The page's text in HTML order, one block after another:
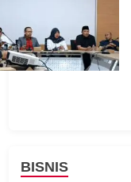
BISNIS